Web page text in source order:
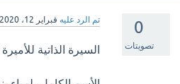
0
تصويتات
تم الرد عليه فبراير 12، 2020
السيرة الذاتية